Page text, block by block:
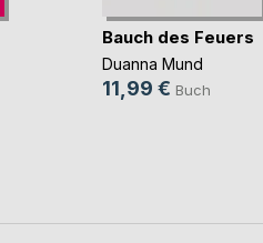
Bauch des Feuers
Duanna Mund
11,99 € Buch